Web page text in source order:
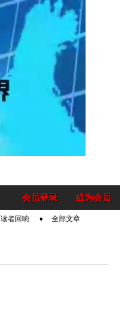
成为会员
会员登录
读者回响 全部文章